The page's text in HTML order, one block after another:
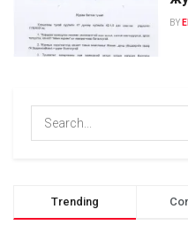
BY
Trending